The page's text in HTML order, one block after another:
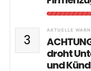
3
AKTUELLE
droht
und